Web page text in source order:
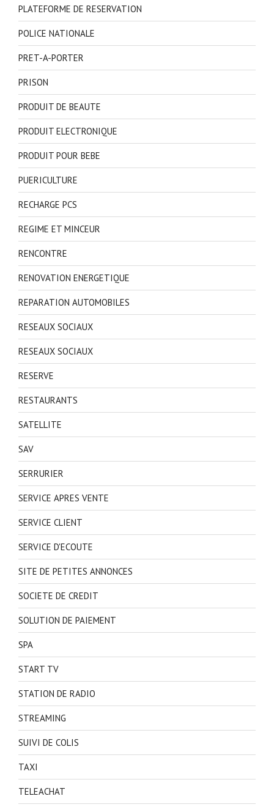
PLATEFORME DE RESERVATION
POLICE NATIONALE
PRET-A-PORTER
PRISON
PRODUIT DE BEAUTE
PRODUIT ELECTRONIQUE
PRODUIT POUR BEBE
PUERICULTURE
RECHARGE PCS
REGIME ET MINCEUR
RENCONTRE
RENOVATION ENERGETIQUE
REPARATION AUTOMOBILES
RESEAUX SOCIAUX
RESEAUX SOCIAUX
RESERVE
RESTAURANTS
SATELLITE
SAV
SERRURIER
SERVICE APRES VENTE
SERVICE CLIENT
SERVICE D'ECOUTE
SITE DE PETITES ANNONCES
SOCIETE DE CREDIT
SOLUTION DE PAIEMENT
SPA
START TV
STATION DE RADIO
STREAMING
SUIVI DE COLIS
TAXI
TELEACHAT